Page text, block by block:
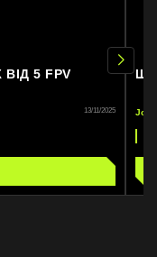
5 FPV
13/11/2025
ЩЕ